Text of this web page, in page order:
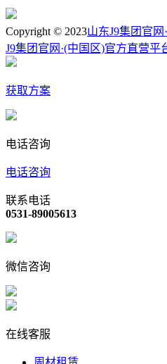
Copyright © 2023山东J9集团官
J9集团官网·(中国区)官方直营平
获取方案
电话咨询
电话咨询
联系电话
0531-89005613
微信咨询
在线客服